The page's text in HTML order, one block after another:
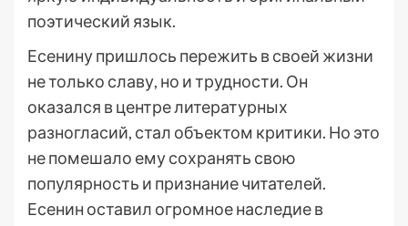
поэтический язык.
Есенину пришлось пережить в своей жизни
не только славу, но и трудности. Он
оказался в центре литературных
разногласий, стал объектом критики. Но это
не помешало ему сохранять свою
популярность и признание читателей.
Есенин оставил огромное наследие в